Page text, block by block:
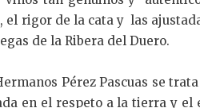
el rigor de la cata y las
de la Ribera del Duero.
Pérez Pascuas se
en el respeto a la tierra y el